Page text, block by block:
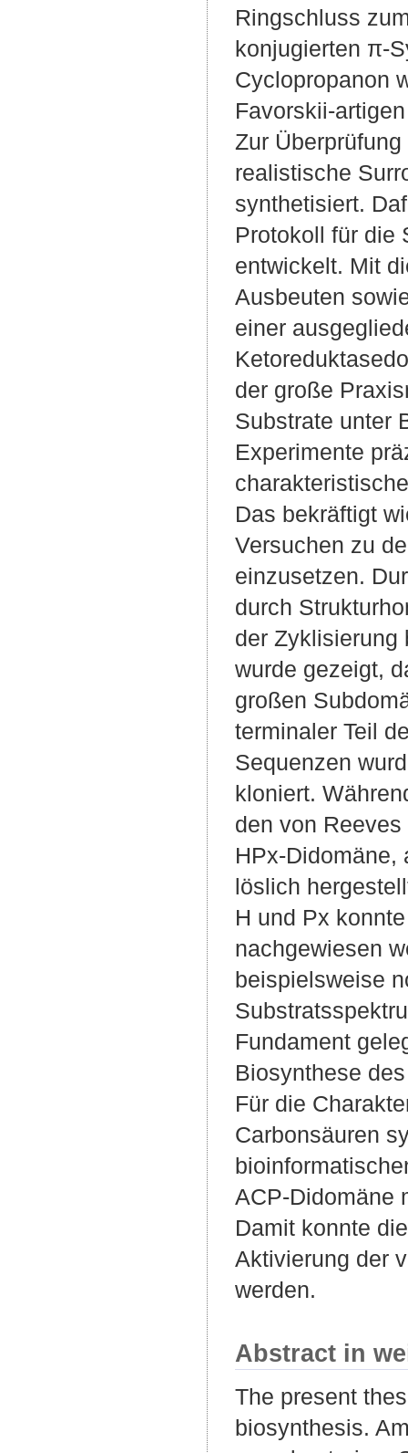
Ringschluss
konjugierten π-
Cyclopropanon
Favorskii-
Zur
realistische
synthetisiert.
Protokoll für die
entwickelt. Mit
Ausbeuten
einer
der große
Substrate unter
Experimente
Das bekräftigt
Versuchen zu
einzusetzen.
durch
der Zyklisierung
wurde gezeigt,
großen
terminaler Teil
Sequenzen
kloniert.
den von
HPx-Didomäne,
löslich
H und Px
nachgewiesen
beispielsweise
Fundament
Biosynthese
Für die
Carbonsäuren
ACP-Didomäne
Damit konnte
Aktivierung der
werden.
Abstract in
The present
biosynthesis.